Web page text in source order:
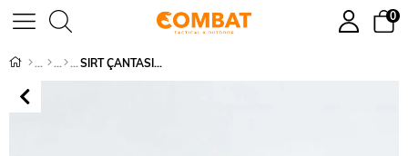
0
SIRT ÇANTASI BL-101